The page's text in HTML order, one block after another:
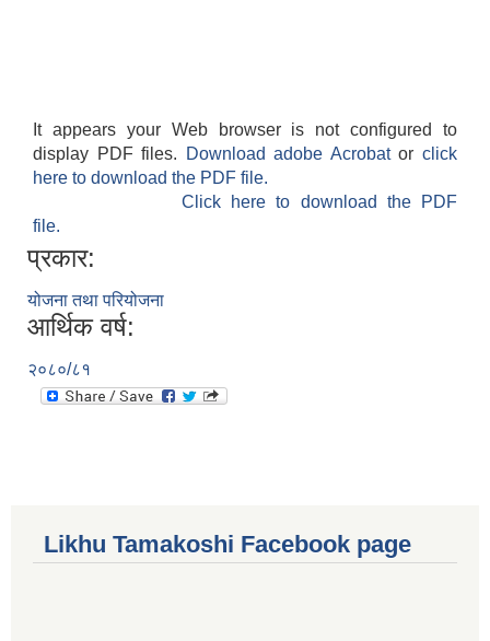
It appears your Web browser is not configured to
display PDF files.
Download adobe Acrobatorclick
here to download the PDF file.
Click here to download the PDF
file.
प्रकार:
योजना तथा परियोजना
आर्थिक वर्ष:
२०८०/८१
Likhu Tamakoshi Facebook page